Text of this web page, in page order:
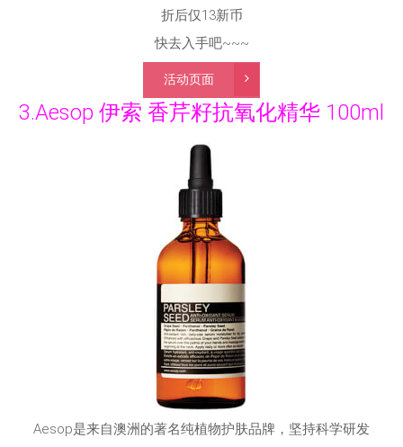
折后仅13新币
快去入手吧~~~
活动页面
3.Aesop 伊索 香芹籽抗氧化精华 100ml
Aesop是来自澳洲的著名纯植物护肤品牌，坚持科学研发